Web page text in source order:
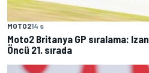
MOTO214 s
Moto2 Britanya GP sıralama:
Öncü 21. sırada